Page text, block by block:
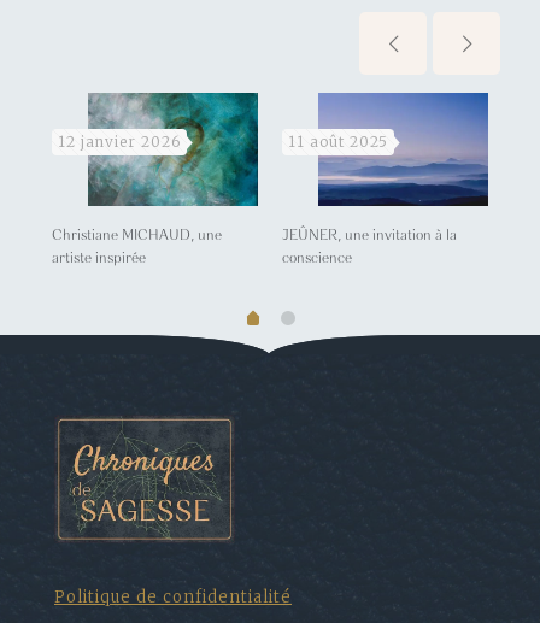
12 janvier 2026
Christiane MICHAUD, une
artiste inspirée
11 août 2025
JEÛNER, une invitation à la
conscience
Politique de confidentialité